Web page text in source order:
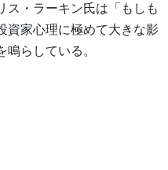
ス・ラーキン氏は「もしも
資家心理に極めて大きな影
らしている。